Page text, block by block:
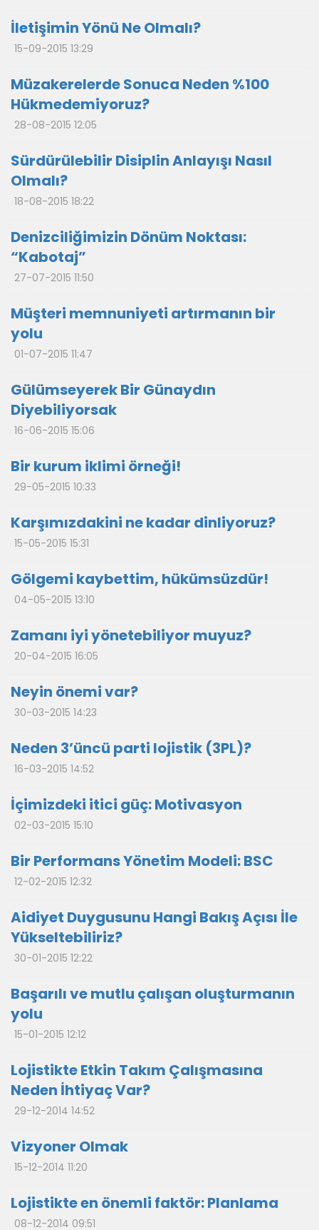
İletişimin Yönü Ne Olmalı?
15-09-2015 13:29
Müzakerelerde Sonuca Neden %100
Hükmedemiyoruz?
28-08-2015 12:05
Sürdürülebilir Disiplin Anlayışı Nasıl
Olmalı?
18-08-2015 18:22
Denizciliğimizin Dönüm Noktası:
“Kabotaj”
27-07-2015 11:50
Müşteri memnuniyeti artırmanın bir
yolu
01-07-2015 11:47
Gülümseyerek Bir Günaydın
Diyebiliyorsak
16-06-2015 15:06
Bir kurum iklimi örneği!
29-05-2015 10:33
Karşımızdakini ne kadar dinliyoruz?
15-05-2015 15:31
Gölgemi kaybettim, hükümsüzdür!
04-05-2015 13:10
Zamanı iyi yönetebiliyor muyuz?
20-04-2015 16:05
Neyin önemi var?
30-03-2015 14:23
Neden 3’üncü parti lojistik (3PL)?
16-03-2015 14:52
İçimizdeki itici güç: Motivasyon
02-03-2015 15:10
Bir Performans Yönetim Modeli: BSC
12-02-2015 12:32
Aidiyet Duygusunu Hangi Bakış Açısı İle
Yükseltebiliriz?
30-01-2015 12:22
Başarılı ve mutlu çalışan oluşturmanın
yolu
15-01-2015 12:12
Lojistikte Etkin Takım Çalışmasına
Neden İhtiyaç Var?
29-12-2014 14:52
Vizyoner Olmak
15-12-2014 11:20
Lojistikte en önemli faktör: Planlama
08-12-2014 09:51